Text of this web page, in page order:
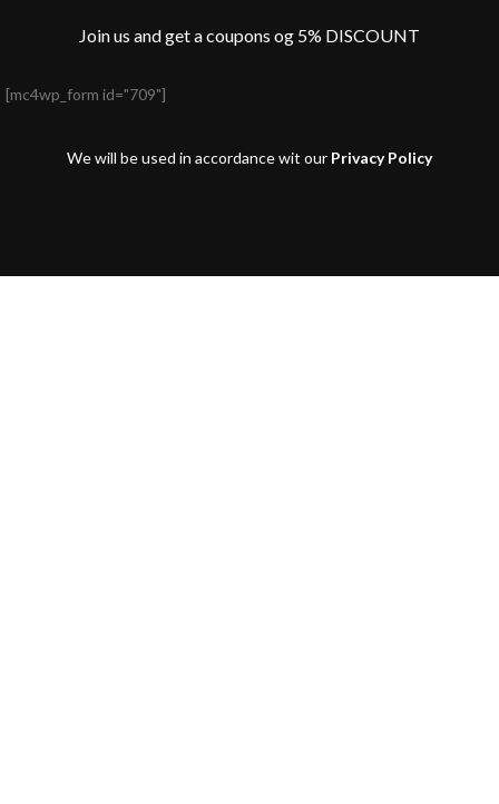
Join us and get a coupons og 5% DISCOUNT
[mc4wp_form id="709"]
We will be used in accordance wit our Privacy Policy